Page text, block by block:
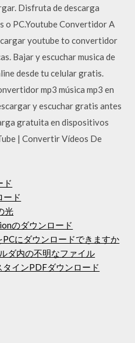
Disfruta de descarga
o PC.Youtube Convertidor A
youtube to convertidor
Bajar y escuchar musica de
desde tu celular gratis.
mp3 música mp3 en
y escuchar gratis antes
gratuita en dispositivos
| Convertir Vídeos De
ド
ード
光
のダウンロード
にダウンロードできますか
ダ内の不明なファイル
インPDFダウンロード